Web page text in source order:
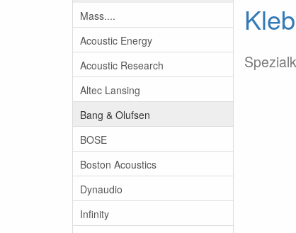
Mass....
Acoustic Energy
Acoustic Research
Altec Lansing
Bang & Olufsen
BOSE
Boston Acoustics
Dynaudio
Infinity